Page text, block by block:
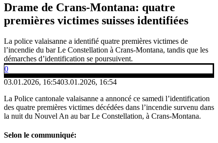
Drame de Crans-Montana: quatre
premières victimes suisses identifiées
La police valaisanne a identifié quatre premières victimes de
l’incendie du bar Le Constellation à Crans-Montana, tandis que les
démarches d’identification se poursuivent.
0
03.01.2026, 16:5403.01.2026, 16:54
La Police cantonale valaisanne a annoncé ce samedi l’identification
des quatre premières victimes décédées dans l’incendie survenu dans
la nuit du Nouvel An au bar Le Constellation, à Crans-Montana.
Selon le communiqué: